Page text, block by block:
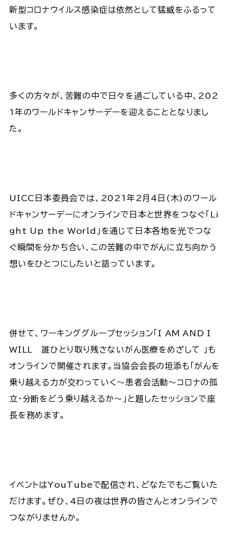
新型コロナウイルス感染症は依然として猛威をふるって
います。
多くの方々が、苦難の中で日々を過ごしている中、202
1年のワールドキャンサーデーを迎えることとなりまし
た。
UICC日本委員会では、2021年2月4日(木)のワール
ドキャンサーデーにオンラインで日本と世界をつなぐ「Li
ght Up the World」を通じて日本各地を光でつな
ぐ瞬間を分かち合い、この苦難の中でがんに立ち向かう
想いをひとつにしたいと語っています。
併せて、ワーキンググループセッション「I AM AND I
WILL 誰ひとり取り残さないがん医療をめざして 」も
オンラインで開催されます。当協会会長の垣添も「がんを
乗り越える力が交わっていく～患者会活動～コロナの孤
立・分断をどう乗り越えるか～」と題したセッションで座
長を務めます。
イベントはYouTubeで配信され、どなたでもご覧いた
だけます。ぜひ、4日の夜は世界の皆さんとオンラインで
つながりませんか。